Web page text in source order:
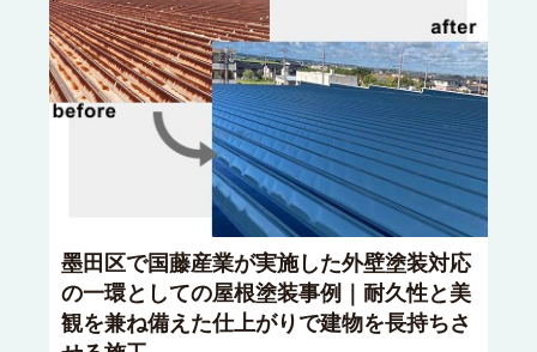
墨田区で国藤産業が実施した外壁塗装対応
の一環としての屋根塗装事例｜耐久性と美
観を兼ね備えた仕上がりで建物を長持ちさ